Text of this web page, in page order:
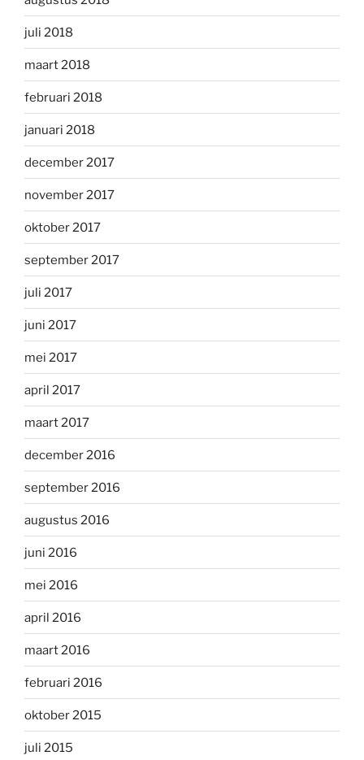
juli 2018
maart 2018
februari 2018
januari 2018
december 2017
november 2017
oktober 2017
september 2017
juli 2017
juni 2017
mei 2017
april 2017
maart 2017
december 2016
september 2016
augustus 2016
juni 2016
mei 2016
april 2016
maart 2016
februari 2016
oktober 2015
juli 2015